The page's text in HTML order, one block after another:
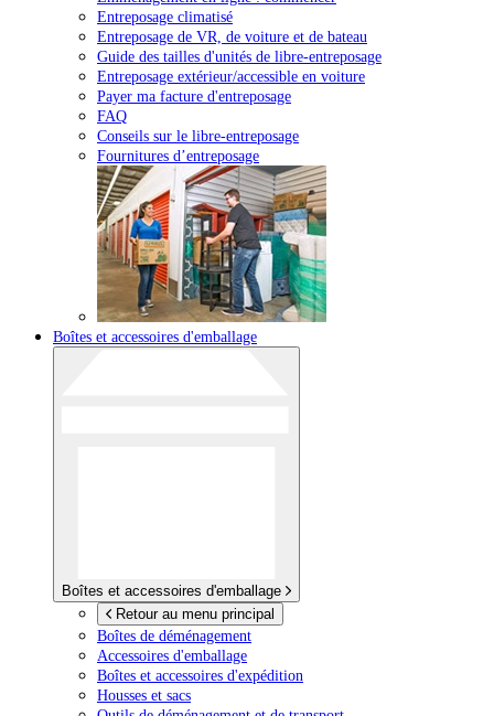
Entreposage climatisé
Entreposage de VR, de voiture et de bateau
Guide des tailles d'unités de libre-entreposage
Entreposage extérieur/accessible en voiture
Payer ma facture d'entreposage
FAQ
Conseils sur le libre-entreposage
Fournitures d’entreposage
Boîtes et accessoires d'emballage
Boîtes et accessoires d'emballage
Retour au menu principal
Boîtes de déménagement
Accessoires d'emballage
Boîtes et accessoires d'expédition
Housses et sacs